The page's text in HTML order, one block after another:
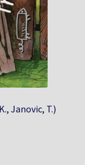
Janovic, T.)